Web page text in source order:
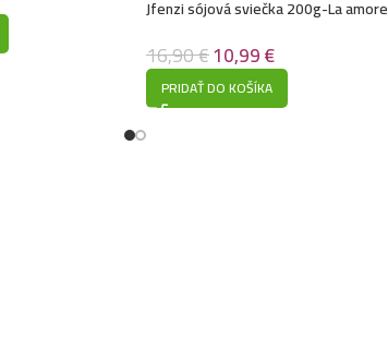
Jfenzi sójová sviečka 200g-La amore
16,90€10,99€
PRIDAŤ DO KOŠÍKA